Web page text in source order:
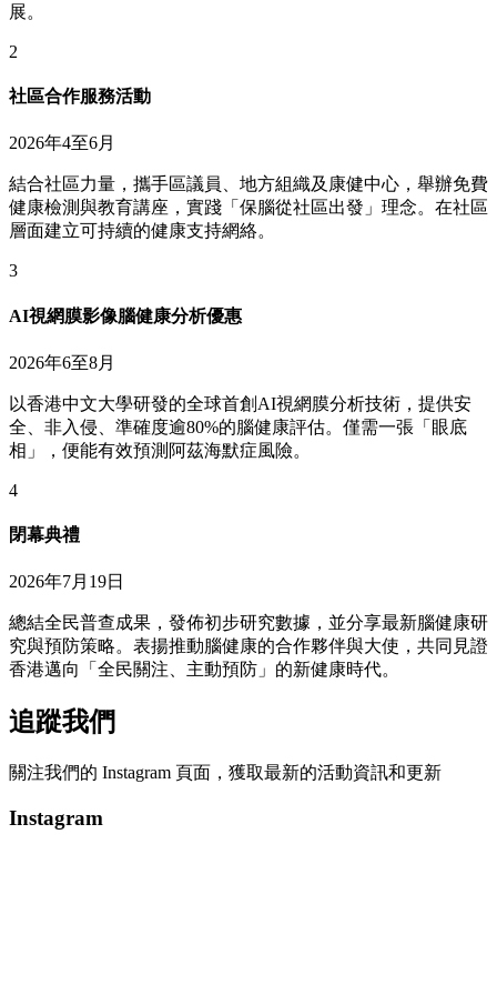
展。
2
社區合作服務活動
2026年4至6月
結合社區力量，攜手區議員、地方組織及康健中心，舉辦免費
健康檢測與教育講座，實踐「保腦從社區出發」理念。在社區
層面建立可持續的健康支持網絡。
3
AI視網膜影像腦健康分析優惠
2026年6至8月
以香港中文大學研發的全球首創AI視網膜分析技術，提供安
全、非入侵、準確度逾80%的腦健康評估。僅需一張「眼底
相」，便能有效預測阿茲海默症風險。
4
閉幕典禮
2026年7月19日
總結全民普查成果，發佈初步研究數據，並分享最新腦健康研
究與預防策略。表揚推動腦健康的合作夥伴與大使，共同見證
香港邁向「全民關注、主動預防」的新健康時代。
追蹤我們
關注我們的 Instagram 頁面，獲取最新的活動資訊和更新
Instagram